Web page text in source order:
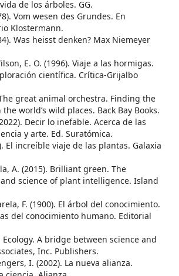
de los árboles. GG.
Vom wesen des Grundes. En
Klostermann.
Was heisst denken? Max Niemeyer
E. O. (1996). Viaje a las hormigas.
científica. Crítica-Grijalbo
great animal orchestra. Finding the
world’s wild places. Back Bay Books.
Decir lo inefable. Acerca de las
y arte. Ed. Suratómica.
El increíble viaje de las plantas. Galaxia
A. (2015). Brilliant green. The
science of plant intelligence. Island
F. (1900). El árbol del conocimiento.
del conocimiento humano. Editorial
Ecology. A bridge between science and
Inc. Publishers.
I. (2002). La nueva alianza.